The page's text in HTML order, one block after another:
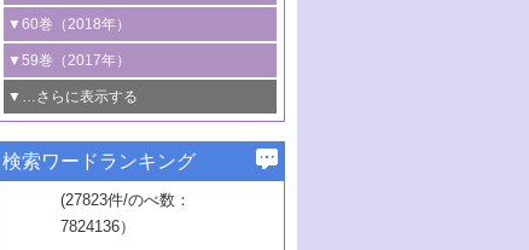
る非貴金属触媒の研究動向
5号 ゼオライトの合成と応用における研
究動向
6号 ヘテロ接合界面
B号 第135回触媒討論会（2025年）
線を利用した触媒解析技術の最先端
5号 単原子触媒
6号 参照触媒委員会からのお知らせ
B号 第133回触媒討論会（2023年）
4号 格子酸素・格子酸素欠陥を利用した
触媒反応
5号 生体触媒によるエネルギー変換反応
6号 窒素とリンの循環のための触媒・機
能性材料
3号 CO の排出削減および有効活用のた
めの触媒技術
4号 若手による情報発信企画～とびたて
若き触媒の研究者たち～（1）
若き触媒の研究者たち～（2）
6号 石油のノーブル・ユースを志向した
触媒技術
3号 特殊反応場を利用した触媒的分子変
換反応
4号 多孔質材料を用いた触媒の新展開
5号 情報学的手法を用いた触媒開発
6号 カーボンニュートラルに向けた電解
技術
B号 第127回触媒討論会（2021年・オン
ライン開催(Zoom)のみ）
タリゼーション
2号 機能化学品製造に資するクリーンな
触媒的酸化反応
3号 水処理のための触媒化学
4号 光触媒を用いた水分解の最新の研究
動向
5号 次世代の触媒プロセスを支えるマイ
1号 物質移動制御に着目した触媒プロセ
ス開発
2号 CO2 フリー水素サプライチェーンに
関わる触媒開発動向
3号 精密高分子合成に関する最近の研究
動向
4号 バイオマス化成品製造のための触媒
▼60巻（2018年）
1号 固体酸触媒の最新の研究動向
2号 二酸化炭素からの有用化学品合成
3号 ナノ粒子・クラスター触媒の最前線
4号 60周年記念企画
5号 進化するゼオライト合成技術
6号 非貴金属系触媒における電気化学的
▼59巻（2017年）
1号 いたるところに，触媒
最先端技術
3号 無機分離膜材料の開発と触媒反応プ
ロセスへの適用
▼…さらに表示する
1号 ユニークな構造の高分子を生み出す触
2号 リグニンからの化成品製造に向けた触
▼57巻（2015年）
1号 水素キャリアにかかわる触媒技術の新
▼56巻（2014年）
検索ワードランキング
(27823件/のべ数：
7824136）